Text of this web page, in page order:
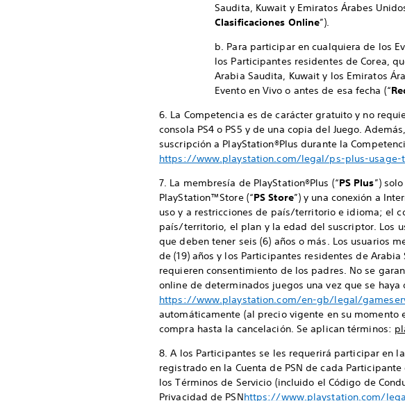
Saudita, Kuwait y Emiratos Árabes
Clasificaciones Online”).
b. Para participar en cualquiera de los
los Participantes residentes de Corea,
Arabia Saudita, Kuwait y los Emiratos
Evento en Vivo o antes de esa fecha (“
6. La Competencia es de carácter gratuito y no
consola PS4 o PS5 y de una copia del Juego.
suscripción a PlayStation®Plus durante la
https://www.playstation.com/legal/ps-plus-usage-
7. La membresía de PlayStation®Plus (“PS Plus”)
PlayStation™Store (“PS Store”) y una conexión a
uso y a restricciones de país/territorio e idioma; el
país/territorio, el plan y la edad del suscriptor. Los
que deben tener seis (6) años o más. Los usuarios
de (19) años y los Participantes residentes de
requieren consentimiento de los padres. No se
online de determinados juegos una vez que se
https://www.playstation.com/en-gb/legal/
automáticamente (al precio vigente en su momento
compra hasta la cancelación. Se aplican términos:
8. A los Participantes se les requerirá participar en
registrado en la Cuenta de PSN de cada
los Términos de Servicio (incluido el Código de
Privacidad de PSNhttps://www.playstation.com/